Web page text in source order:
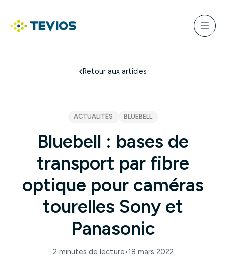
contenu
Menu
Bluebell : bases de
transport par fibre
optique pour caméras
tourelles Sony et
Panasonic
Retour aux articles
ACTUALITÉS BLUEBELL
2 minutes de lecture•18 mars 2022